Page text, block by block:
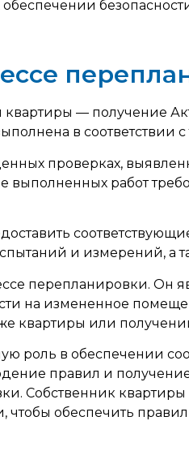
— получение
в соответствии с
проверках,
работ
и измерений, а
перепланировки. Он
на измененное
квартиры или
в обеспечении
правил и
Собственник
обеспечить